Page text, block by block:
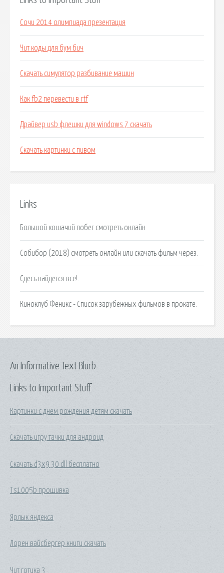
Сочи 2014 олимпиада презентация
Чит коды для бум бич
Скачать симулятор разбивание машин
Как fb2 перевести в rtf
Драйвер usb флешки для windows 7 скачать
Скачать картинки с пивом
Links
Большой кошачий побег смотреть онлайн
Собибор (2018) смотреть онлайн или скачать фильм через.
Сдесь найдется все!.
Киноклуб Феникс - Список зарубежных фильмов в прокате.
Links to Important Stuff
Картинки с днем рождения детям скачать
Скачать игру тачки для андроид
Скачать d3x9 30 dll бесплатно
Ts1005b прошивка
Ярлык яндекса
Лорен вайсбергер книги скачать
Чит готика 3
An Informative Text Blurb